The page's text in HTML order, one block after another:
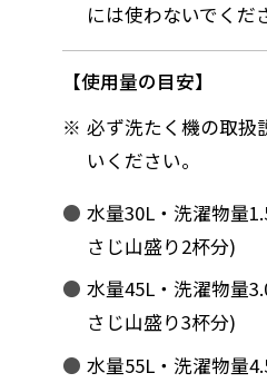
には使わないでくだ
使用量の目安
必ず洗たく機の取扱
いください。
水量30L・洗濯物量
さじ山盛り2杯分)
水量45L・洗濯物量
さじ山盛り3杯分)
水量55L・洗濯物量